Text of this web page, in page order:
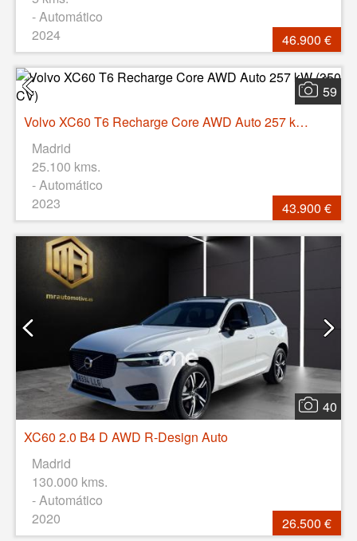
- Automático
2024
46.900 €
59
Volvo XC60 T6 Recharge Core AWD Auto 257 kW (350 CV)
Madrid
25.100 kms.
- Automático
2023
43.900 €
40
XC60 2.0 B4 D AWD R-Design Auto
Madrid
130.000 kms.
- Automático
2020
26.500 €